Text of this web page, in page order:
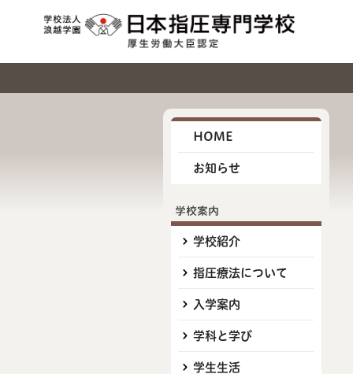
HOME
お知らせ
学校案内
学校紹介
指圧療法について
入学案内
学科と学び
学生生活